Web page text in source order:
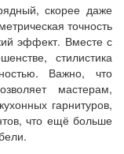
скорее даже
точность
эффект. Вместе с
стилистика
Важно, что
мастерам,
гарнитуров,
что ещё больше